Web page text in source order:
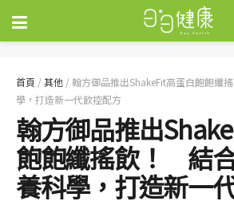
首頁 /其他 /翰方御品推出ShakeFit高蛋白飽飽纖
學，打造新一代飲控配方
翰方御品推出
飽飽纖搖飲！ 結
養科學，打造新一